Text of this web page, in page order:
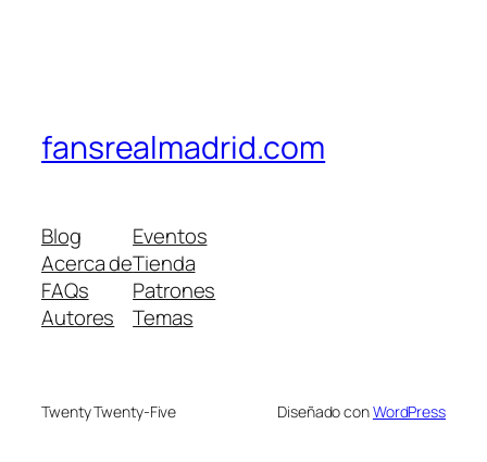
fansrealmadrid.com
Blog
Acerca de
FAQs
Autores
Eventos
Tienda
Patrones
Temas
Twenty Twenty-Five Diseñado conWordPress